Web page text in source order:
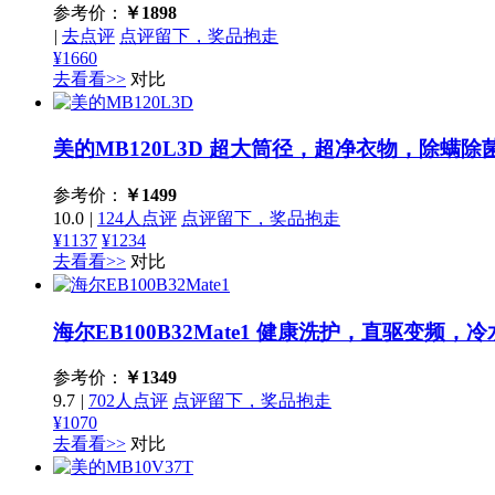
参考价： ￥1898
| 去点评 点评留下，奖品抱走
¥1660
去看看>> 对比
美的MB120L3D 超大筒径，超净衣物，除螨除
参考价： ￥1499
10.0 | 124人点评 点评留下，奖品抱走
¥1137 ¥1234
去看看>> 对比
海尔EB100B32Mate1 健康洗护，直驱变频，冷
参考价： ￥1349
9.7 | 702人点评 点评留下，奖品抱走
¥1070
去看看>> 对比